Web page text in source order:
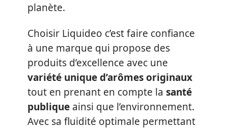
planète.
Choisir Liquideo c’est faire confiance
à une marque qui propose des
produits d’excellence avec une
variété unique d’arômes originaux
tout en prenant en compte la santé
publique ainsi que l’environnement.
Avec sa fluidité optimale permettant